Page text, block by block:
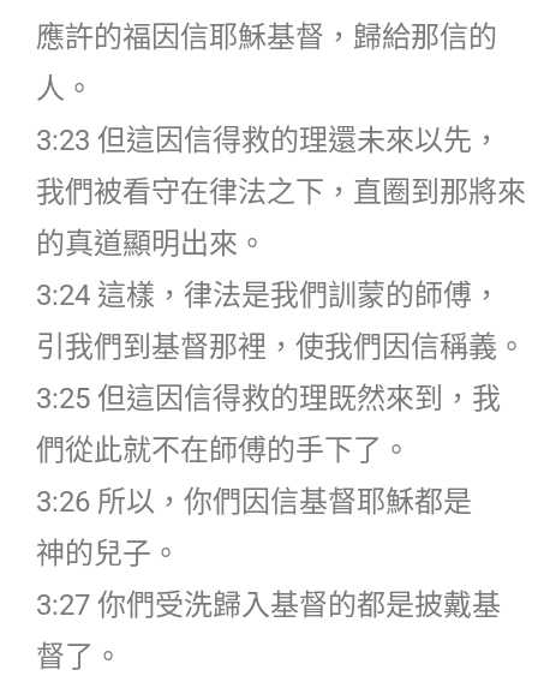
應許的福因信耶穌基督，歸給那信的
人。
3:23 但這因信得救的理還未來以先，
我們被看守在律法之下，直圈到那將來
的真道顯明出來。
3:24 這樣，律法是我們訓蒙的師傅，
引我們到基督那裡，使我們因信稱義。
3:25 但這因信得救的理既然來到，我
們從此就不在師傅的手下了。
3:26 所以，你們因信基督耶穌都是
神的兒子。
3:27 你們受洗歸入基督的都是披戴基
督了。